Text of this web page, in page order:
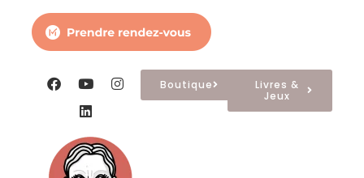
Boutique
Livres &
Jeux